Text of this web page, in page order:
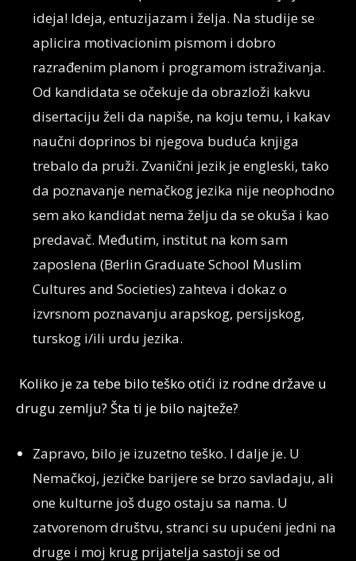
ideja! Ideja, entuzijazam i želja. Na studije se
aplicira motivacionim pismom i dobro
razrađenim planom i programom istraživanja.
Od kandidata se očekuje da obrazloži kakvu
disertaciju želi da napiše, na koju temu, i kakav
naučni doprinos bi njegova buduća knjiga
trebalo da pruži. Zvanični jezik je engleski, tako
da poznavanje nemačkog jezika nije neophodno
sem ako kandidat nema želju da se okuša i kao
predavač. Međutim, institut na kom sam
zaposlena (Berlin Graduate School Muslim
Cultures and Societies) zahteva i dokaz o
izvrsnom poznavanju arapskog, persijskog,
turskog i/ili urdu jezika.
Koliko je za tebe bilo teško otići iz rodne države u
drugu zemlju? Šta ti je bilo najteže?
Zapravo, bilo je izuzetno teško. I dalje je. U
Nemačkoj, jezičke barijere se brzo savladaju, ali
one kulturne još dugo ostaju sa nama. U
zatvorenom društvu, stranci su upućeni jedni na
druge i moj krug prijatelja sastoji se od